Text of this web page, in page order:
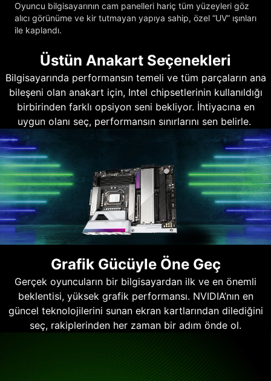
Oyuncu bilgisayarının cam panelleri hariç tüm yüzeyleri göz
alıcı görünüme ve kir tutmayan yapıya sahip, özel “UV” ışınları
ile kaplandı.
Üstün Anakart Seçenekleri
Bilgisayarında performansın temeli ve tüm parçaların ana
bileşeni olan anakart için, Intel chipsetlerinin kullanıldığı
birbirinden farklı opsiyon seni bekliyor. İhtiyacına en
uygun olanı seç, performansın sınırlarını sen belirle.
Grafik Gücüyle Öne Geç
Gerçek oyuncuların bir bilgisayardan ilk ve en önemli
beklentisi, yüksek grafik performansı. NVIDIA’nın en
güncel teknolojilerini sunan ekran kartlarından dilediğini
seç, rakiplerinden her zaman bir adım önde ol.